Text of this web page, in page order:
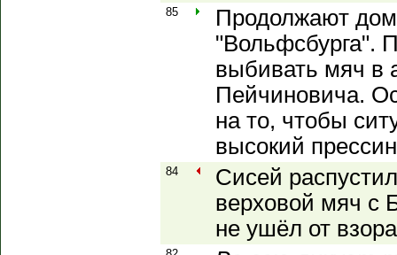
85
Продолжают
"Вольфсбурга".
выбивать мяч в
Пейчиновича.
на то, чтобы
высокий
84
Сисей
верховой мяч с
не ушёл от